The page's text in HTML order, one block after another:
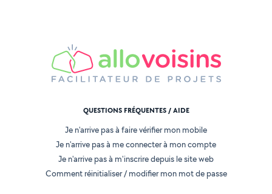
QUESTIONS FRÉQUENTES / AIDE
Je n'arrive pas à faire vérifier mon mobile
Je n'arrive pas à me connecter à mon compte
Je n'arrive pas à m'inscrire depuis le site web
Comment réinitialiser / modifier mon mot de passe